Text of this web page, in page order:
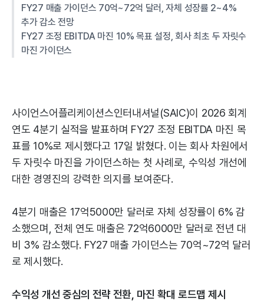
FY27 매출 가이던스 70억~72억 달러, 자체 성장률 2~4%
추가 감소 전망
FY27 조정 EBITDA 마진 10% 목표 설정, 회사 최초 두 자릿수
마진 가이던스
사이언스어플리케이션스인터내셔널(SAIC)이 2026 회계
연도 4분기 실적을 발표하며 FY27 조정 EBITDA 마진 목
표를 10%로 제시했다고 17일 밝혔다. 이는 회사 차원에서
두 자릿수 마진을 가이던스하는 첫 사례로, 수익성 개선에
대한 경영진의 강력한 의지를 보여준다.
4분기 매출은 17억5000만 달러로 자체 성장률이 6% 감
소했으며, 전체 연도 매출은 72억6000만 달러로 전년 대
비 3% 감소했다. FY27 매출 가이던스는 70억~72억 달러
로 제시했다.
수익성 개선 중심의 전략 전환, 마진 확대 로드맵 제시